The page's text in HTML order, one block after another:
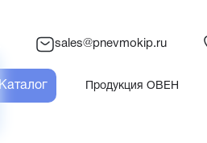
sales@pnevmokip.ru
Каталог Продукция ОВЕН